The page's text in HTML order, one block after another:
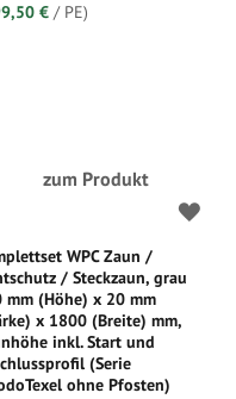
€ / PE)
zum Produkt
WPC Zaun /
/ Steckzaun, grau
mm (Höhe) x 20 mm
x 1800 (Breite) mm,
inkl. Start und
(Serie
ohne Pfosten)